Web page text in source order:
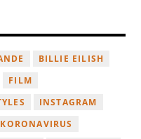
BILLIE EILISH
FILM
INSTAGRAM
KORONAVIRUS